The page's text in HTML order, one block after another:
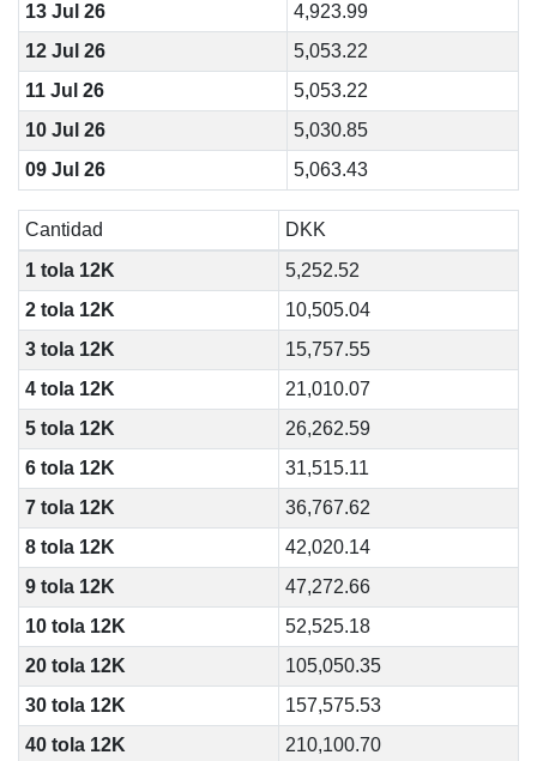
13 Jul 26
4,923.99
12 Jul 26
5,053.22
11 Jul 26
5,053.22
10 Jul 26
5,030.85
09 Jul 26
5,063.43
Cantidad
DKK
1 tola 12K
5,252.52
2 tola 12K
10,505.04
3 tola 12K
15,757.55
4 tola 12K
21,010.07
5 tola 12K
26,262.59
6 tola 12K
31,515.11
7 tola 12K
36,767.62
8 tola 12K
42,020.14
9 tola 12K
47,272.66
10 tola 12K
52,525.18
20 tola 12K
105,050.35
30 tola 12K
157,575.53
40 tola 12K
210,100.70